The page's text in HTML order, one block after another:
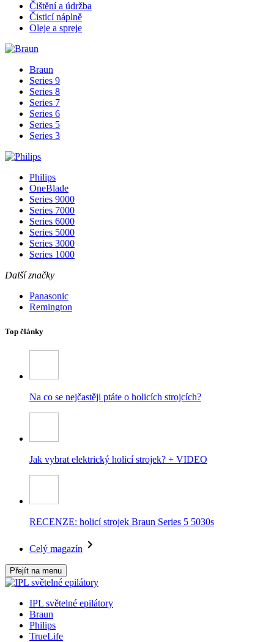
Čištění a údržba
Čisticí náplně
Oleje a spreje
Braun
Series 9
Series 8
Series 7
Series 6
Series 5
Series 3
Philips
OneBlade
Series 9000
Series 7000
Series 6000
Series 5000
Series 3000
Series 1000
Další značky
Panasonic
Remington
Top články
Na co se nejčastěji ptáte o holicích strojcích?
Jak vybrat elektrický holicí strojek? + VIDEO
RECENZE: holicí strojek Braun Series 5 5030s
Celý magazín
Přejít na menu
IPL světelné epilátory
Braun
Philips
TrueLife